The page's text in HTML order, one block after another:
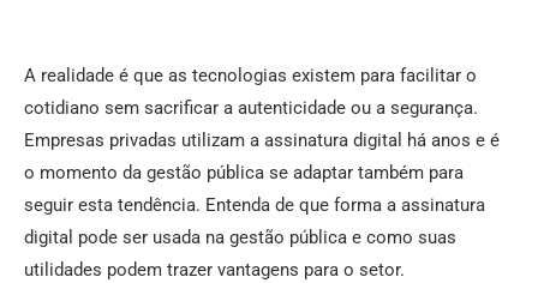
A realidade é que as tecnologias existem para facilitar o
cotidiano sem sacrificar a autenticidade ou a segurança.
Empresas privadas utilizam a assinatura digital há anos e é
o momento da gestão pública se adaptar também para
seguir esta tendência. Entenda de que forma a assinatura
digital pode ser usada na gestão pública e como suas
utilidades podem trazer vantagens para o setor.